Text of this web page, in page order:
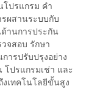
โปรแกรม คำ
ผสานระบบกับ
านการประกัน
จสอบ รักษา
ารปรับปรุงอย่าง
โปรแกรมเช่า และ
งเทคโนโลยีขั้นสูง